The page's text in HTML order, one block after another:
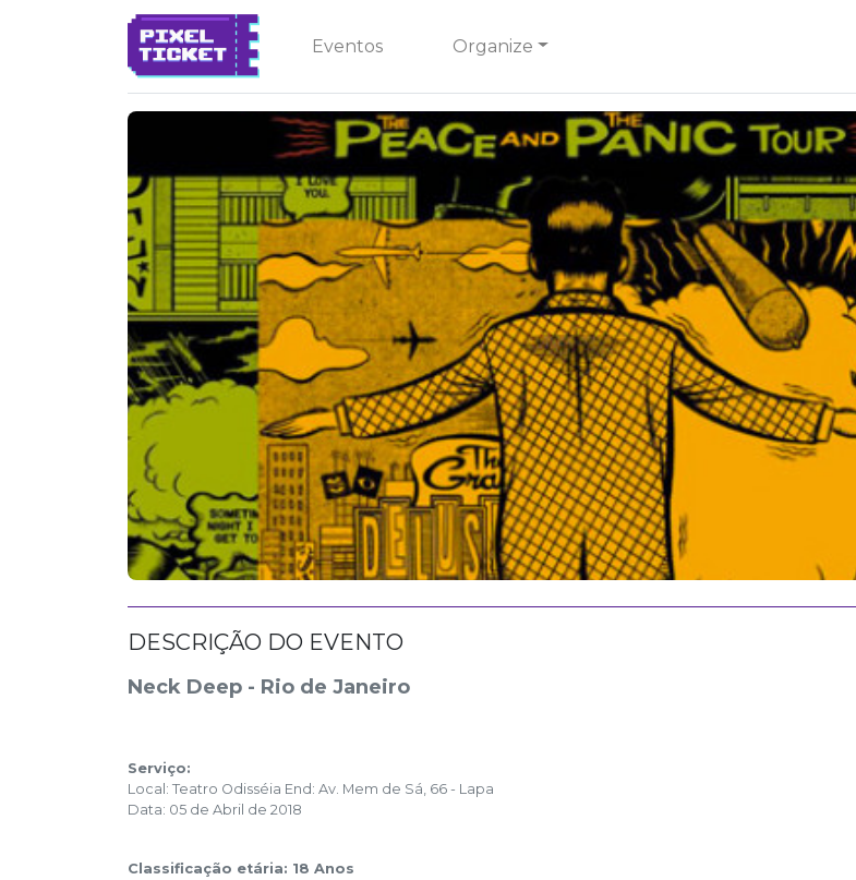
Eventos Organize
DESCRIÇÃO DO EVENTO
Neck Deep - Rio de Janeiro
Serviço:
Local: Teatro Odisséia End: Av. Mem de Sá, 66 - Lapa
Data: 05 de Abril de 2018
Classificação etária: 18 Anos